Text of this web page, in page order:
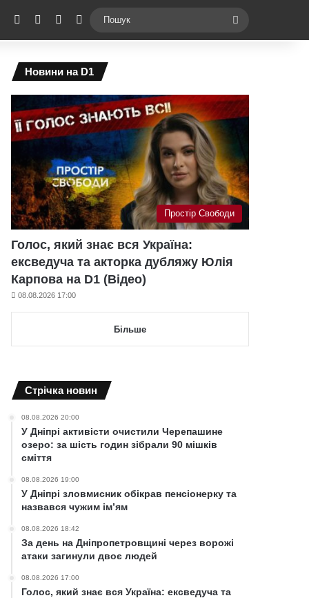
YouTubeInstagramTelegramSwitch skin
Новини на D1
Простір Свободи
Голос, який знає вся Україна:
ексведуча та акторка дубляжу Юлія
Карпова на D1 (Відео)
08.08.2026 17:00
Більше
Cтрічка новин
08.08.2026 20:00
У Дніпрі активісти очистили Черепашине
озеро: за шість годин зібрали 90 мішків
сміття
08.08.2026 19:00
У Дніпрі зловмисник обікрав пенсіонерку та
назвався чужим ім’ям
08.08.2026 18:42
За день на Дніпропетровщині через ворожі
атаки загинули двоє людей
08.08.2026 17:00
Голос, який знає вся Україна: ексведуча та